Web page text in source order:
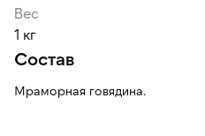
Вес
1 кг
Состав
Мраморная говядина.